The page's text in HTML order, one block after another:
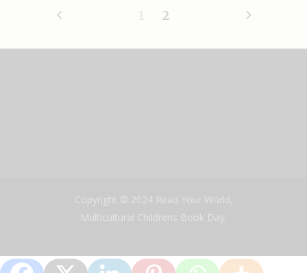
2
Copyright © 2024 Read Your World,
Multicultural Childrens Book Day.